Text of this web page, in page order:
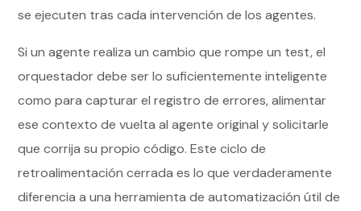
se ejecuten tras cada intervención de los agentes.
Si un agente realiza un cambio que rompe un test, el
orquestador debe ser lo suficientemente inteligente
como para capturar el registro de errores, alimentar
ese contexto de vuelta al agente original y solicitarle
que corrija su propio código. Este ciclo de
retroalimentación cerrada es lo que verdaderamente
diferencia a una herramienta de automatización útil de